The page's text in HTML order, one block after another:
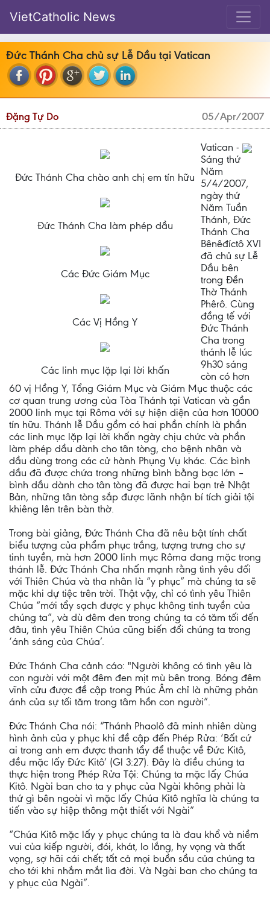
VietCatholic News
Đức Thánh Cha chủ sự Lễ Dầu tại Vatican
Đặng Tự Do 05/Apr/2007
Vatican -
Đức Thánh Cha chào anh chị em tín hữu
Đức Thánh Cha làm phép dầu
Các Đức Giám Mục
Các Vị Hồng Y
Các linh mục lặp lại lời khấn
Sáng thứ
Năm
5/4/2007,
ngày thứ
Năm Tuần
Thánh, Đức
Thánh Cha
Bênêđíctô XVI
đã chủ sự Lễ
Dầu bên
trong Đền
Thờ Thánh
Phêrô. Cùng
đồng tế với
Đức Thánh
Cha trong
thánh lễ lúc
9h30 sáng
còn có hơn
60 vị Hồng Y, Tổng Giám Mục và Giám Mục thuộc các
cơ quan trung ương của Tòa Thánh tại Vatican và gần
2000 linh mục tại Rôma với sự hiện diện của hơn 10000
tín hữu. Thánh lễ Dầu gồm có hai phần chính là phần
các linh mục lặp lại lời khấn ngày chịu chức và phần
làm phép dầu dành cho tân tòng, cho bệnh nhân và
dầu dùng trong các cử hành Phụng Vụ khác. Các bình
dầu đã được chứa trong những bình bằng bạc lớn –
bình dầu dành cho tân tòng đã được hai bạn trẻ Nhật
Bản, những tân tòng sắp được lãnh nhận bí tích giải tội
khiêng lên trên bàn thờ.
Trong bài giảng, Đức Thánh Cha đã nêu bật tính chất
biểu tượng của phẩm phục trắng, tượng trưng cho sự
tinh tuyền, mà hơn 2000 linh mục Rôma đang mặc trong
thánh lễ. Đức Thánh Cha nhấn mạnh rằng tình yêu đối
với Thiên Chúa và tha nhân là “y phục” mà chúng ta sẽ
mặc khi dự tiệc trên trời. Thật vậy, chỉ có tình yêu Thiên
Chúa “mới tẩy sạch được y phục không tinh tuyền của
chúng ta”, và dù đêm đen trong chúng ta có tăm tối đến
đâu, tình yêu Thiên Chúa cũng biến đổi chúng ta trong
‘ánh sáng của Chúa’.
Đức Thánh Cha cảnh cáo: "Người không có tình yêu là
con người với một đêm đen mịt mù bên trong. Bóng đêm
vĩnh cửu được đề cập trong Phúc Âm chỉ là những phản
ánh của sự tối tăm trong tâm hồn con người”.
Đức Thánh Cha nói: “Thánh Phaolô đã minh nhiên dùng
hình ảnh của y phục khi đề cập đến Phép Rửa: ‘Bất cứ
ai trong anh em được thanh tẩy để thuộc về Đức Kitô,
đều mặc lấy Đức Kitô’ (Gl 3:27). Đây là điều chúng ta
thực hiện trong Phép Rửa Tội: Chúng ta mặc lấy Chúa
Kitô. Ngài ban cho ta y phục của Ngài không phải là
thứ gì bên ngoài vì mặc lấy Chúa Kitô nghĩa là chúng ta
tiến vào sự hiệp thông mật thiết với Ngài”
“Chúa Kitô mặc lấy y phục chúng ta là đau khổ và niềm
vui của kiếp người, đói, khát, lo lắng, hy vọng và thất
vọng, sợ hãi cái chết; tất cả mọi buồn sầu của chúng ta
cho tới khi nhắm mắt lìa đời. Và Ngài ban cho chúng ta
y phục của Ngài”.